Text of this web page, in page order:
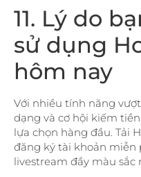
11. Lý do
sử dụng
hôm nay
Với nhiều tính năng
dạng và cơ hội kiếm
lựa chọn hàng đầu. Tải
đăng ký tài khoản miễn
livestream đầy màu sắc